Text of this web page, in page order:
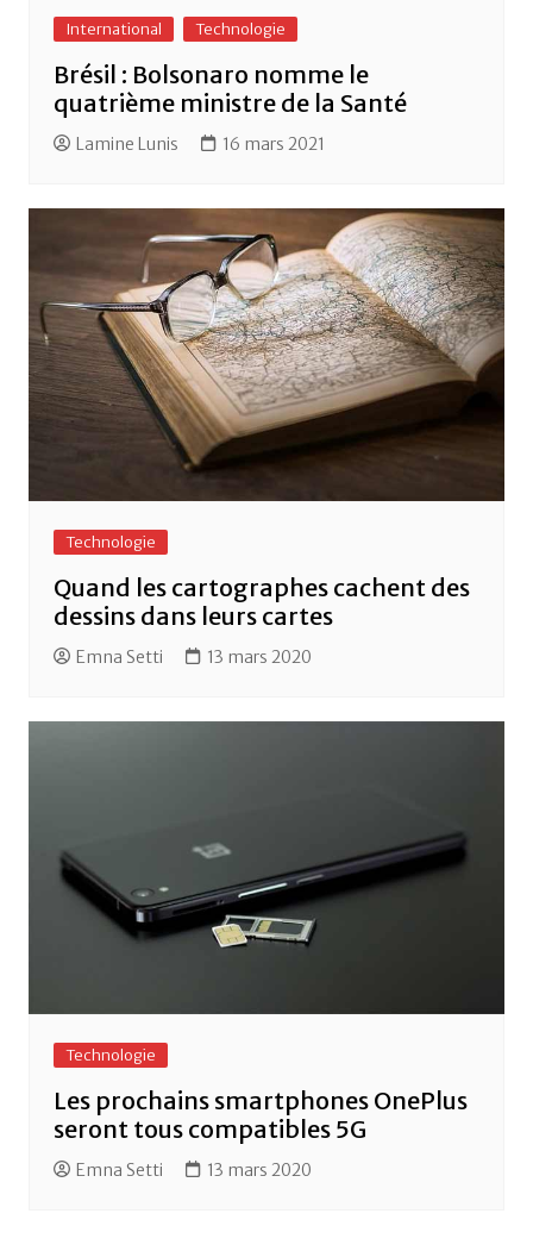
International Technologie
Brésil : Bolsonaro nomme le
quatrième ministre de la Santé
Lamine Lunis 16 mars 2021
Technologie
Quand les cartographes cachent des
dessins dans leurs cartes
Emna Setti 13 mars 2020
Technologie
Les prochains smartphones OnePlus
seront tous compatibles 5G
Emna Setti 13 mars 2020